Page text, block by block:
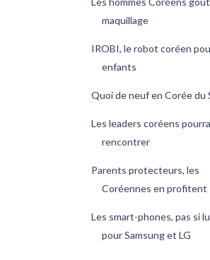
maquillage
IROBI, le robot coréen
enfants
Quoi de neuf en Corée du
Les leaders coréens
rencontrer
Parents protecteurs, les
Coréennes en profitent
Les smart-phones, pas si
pour Samsung et LG